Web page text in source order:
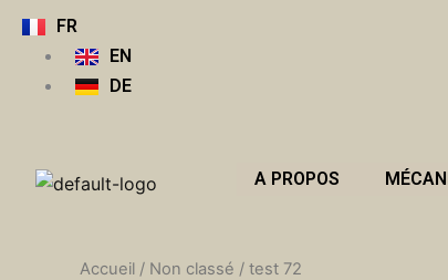
Aller
FR
EN
DE
A PROPOS
Accueil / Non classé / test 72